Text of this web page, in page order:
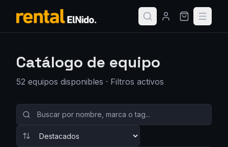
Catálogo de equipo
52 equipos disponibles · Filtros activos